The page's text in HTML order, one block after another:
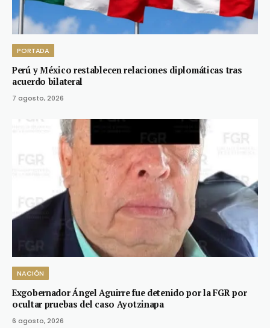
PORTADA
Perú y México restablecen relaciones diplomáticas tras
acuerdo bilateral
7 agosto, 2026
NACIÓN
Exgobernador Ángel Aguirre fue detenido por la FGR por
ocultar pruebas del caso Ayotzinapa
6 agosto, 2026